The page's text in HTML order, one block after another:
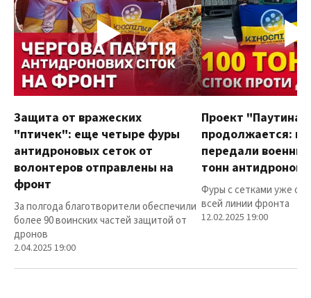
Защита от вражеских
"птичек": еще четыре фуры
антидроновых сеток от
волонтеров отправлены на
фронт
За полгода благотворители обеспечили
более 90 воинских частей защитой от
дронов
2.04.2025 19:00
Проект "Паутина"
продолжается:
передали
тонн
Фуры с сетками уже
всей линии фронта
12.02.2025 19:00